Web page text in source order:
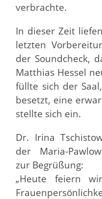
verbrachte.
In dieser Zeit
letzten
der Soundcheck,
Matthias Hessel
füllte sich der
besetzt, eine
stellte sich ein.
Dr. Irina
der Maria-
zur Begrüßung:
„Heute feiern